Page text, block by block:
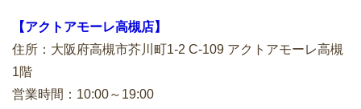
【アクトアモーレ高槻店】
住所：大阪府高槻市芥川町1-2 C-109 アクトアモーレ高槻
1階
営業時間：10:00～19:00